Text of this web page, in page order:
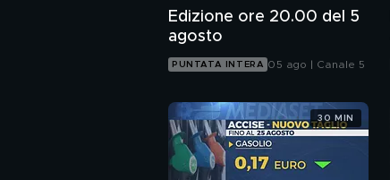
Edizione ore 20.00 del 5
agosto
PUNTATA INTERA 05 ago | Canale 5
30 MIN